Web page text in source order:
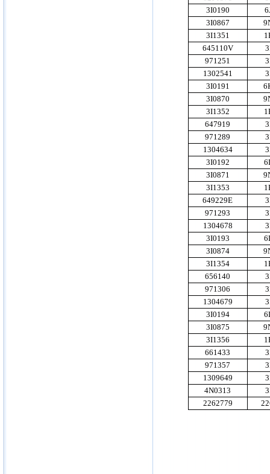
3I0190
3I0867
3I1351
645110V
971251
1302541
3I0191
3I0870
3I1352
647919
971289
1304634
3I0192
3I0871
3I1353
649229E
971293
1304678
3I0193
3I0874
3I1354
656140
971306
1304679
3I0194
3I0875
3I1356
661433
971357
1309649
4N0313
2262779